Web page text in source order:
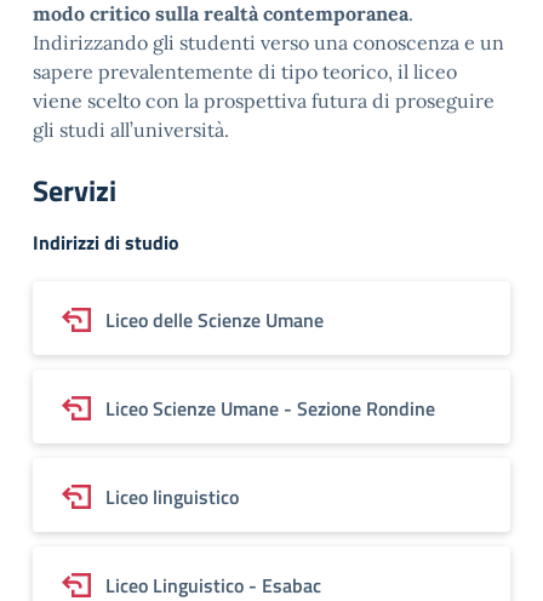
modo critico sulla realtà contemporanea.
Indirizzando gli studenti verso una conoscenza e un
sapere prevalentemente di tipo teorico, il liceo
viene scelto con la prospettiva futura di proseguire
gli studi all’università.
Servizi
Indirizzi di studio
Liceo delle Scienze Umane
Liceo Scienze Umane - Sezione Rondine
Liceo linguistico
Liceo Linguistico - Esabac